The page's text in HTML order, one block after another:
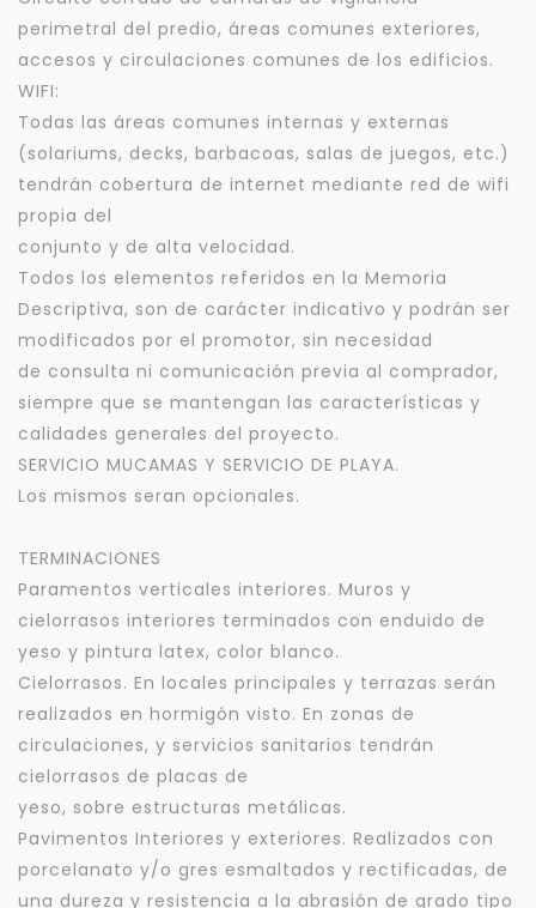
perimetral del predio, áreas comunes exteriores,
accesos y circulaciones comunes de los edificios.
WIFI:
Todas las áreas comunes internas y externas
(solariums, decks, barbacoas, salas de juegos, etc.)
tendrán cobertura de internet mediante red de wifi
propia del
conjunto y de alta velocidad.
Todos los elementos referidos en la Memoria
Descriptiva, son de carácter indicativo y podrán ser
modificados por el promotor, sin necesidad
de consulta ni comunicación previa al comprador,
siempre que se mantengan las características y
calidades generales del proyecto.
SERVICIO MUCAMAS Y SERVICIO DE PLAYA.
Los mismos seran opcionales.
TERMINACIONES
Paramentos verticales interiores. Muros y
cielorrasos interiores terminados con enduido de
yeso y pintura latex, color blanco.
Cielorrasos. En locales principales y terrazas serán
realizados en hormigón visto. En zonas de
circulaciones, y servicios sanitarios tendrán
cielorrasos de placas de
yeso, sobre estructuras metálicas.
Pavimentos Interiores y exteriores. Realizados con
porcelanato y/o gres esmaltados y rectificadas, de
una dureza y resistencia a la abrasión de grado tipo